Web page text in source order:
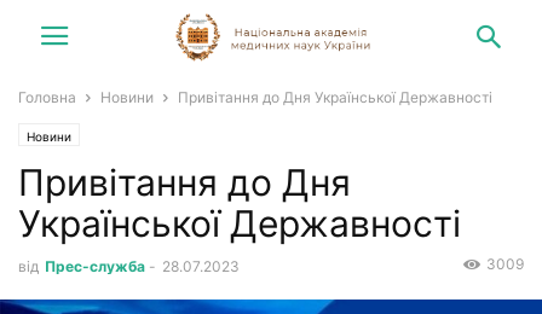
Головна Новини Привітання до Дня Української Державності
Новини
Привітання до Дня
Української Державності
від Прес-служба - 28.07.2023 3009